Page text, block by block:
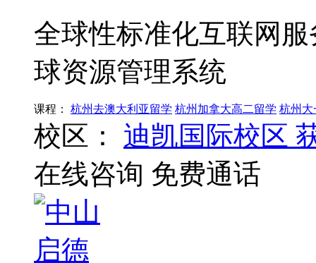
全球性标准化互联网
球资源管理系统
课程： 杭州去澳大利亚留学 杭州加拿大高二留学 杭州大
校区： 迪凯国际校区
在线咨询 免费通话